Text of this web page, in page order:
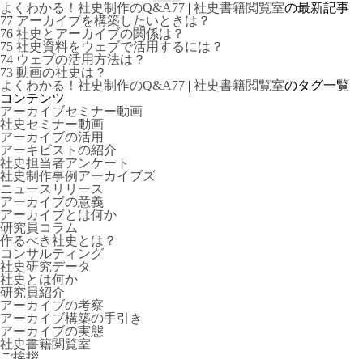
アーカイブの考察
アーキビストの紹介
アーカイブの活用
社史セミナー動画
社史書籍閲覧室
社史制作事例アーカイブズ
アーカイブ構築の手引き
よくわかる！社史制作のQ&A77 | 社史書籍閲覧室の最新記事
77 アーカイブを構築したいときは？
76 社史とアーカイブの関係は？
75 社史資料をウェブで活用するには？
74 ウェブの活用方法は？
73 動画の社史は？
よくわかる！社史制作のQ&A77 | 社史書籍閲覧室のタグ一覧
コンテンツ
アーカイブセミナー動画
社史セミナー動画
アーカイブの活用
アーキビストの紹介
社史担当者アンケート
社史制作事例アーカイブズ
ニュースリリース
アーカイブの意義
アーカイブとは何か
研究員コラム
作るべき社史とは？
コンサルティング
社史研究データ
社史とは何か
研究員紹介
アーカイブの考察
アーカイブ構築の手引き
アーカイブの実態
社史書籍閲覧室